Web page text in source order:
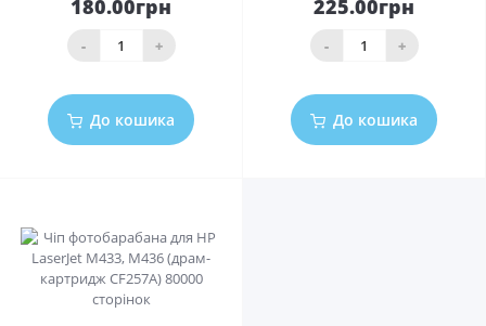
180.00грн
- +
До кошика
225.00грн
- +
До кошика